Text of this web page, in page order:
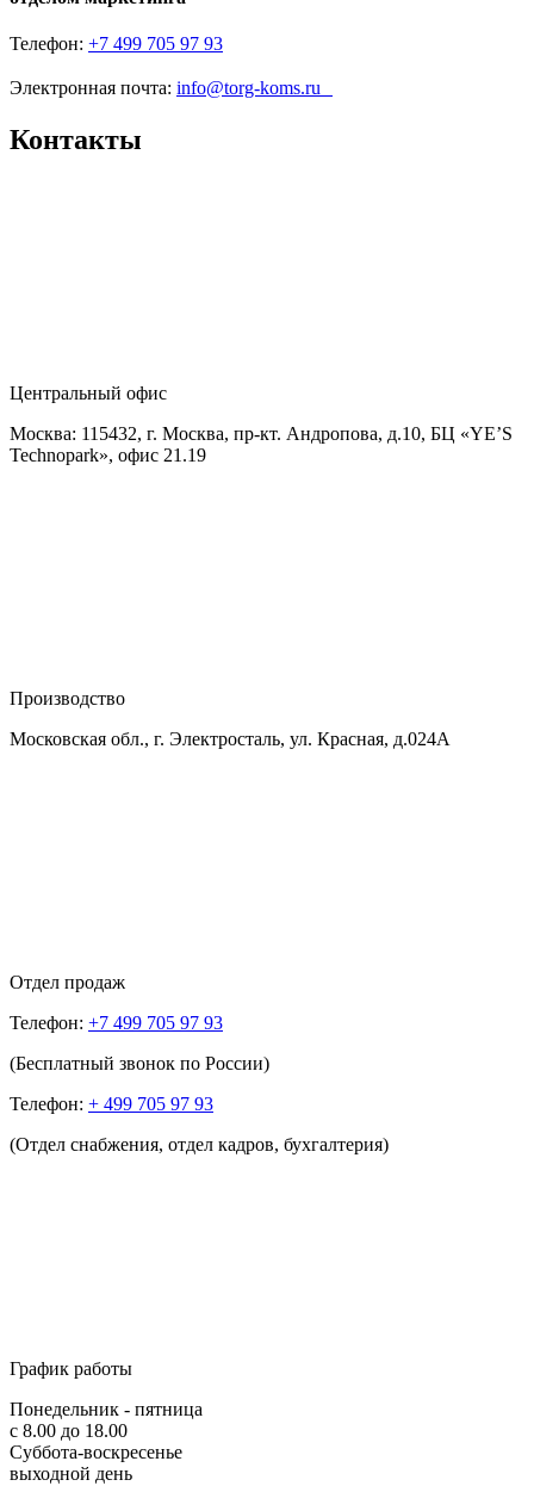
Телефон: +7 499 705 97 93
Электронная почта: info@torg-koms.ru
Контакты
Центральный офис
Москва: 115432, г. Москва, пр-кт. Андропова, д.10, БЦ «YE’S
Technopark», офис 21.19
Производство
Московская обл., г. Электросталь, ул. Красная, д.024А
Отдел продаж
Телефон: +7 499 705 97 93
(Бесплатный звонок по России)
Телефон: + 499 705 97 93
(Отдел снабжения, отдел кадров, бухгалтерия)
График работы
Понедельник - пятница
с 8.00 до 18.00
Суббота-воскресенье
выходной день